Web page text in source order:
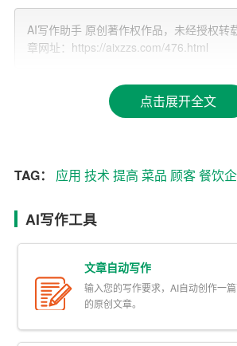
用户推荐符合其口味的商家和菜品。这
了用户的购物体验，还帮助餐饮企业
户满意度。
2.打造个性化餐厅
I可以为顾客打造一个独具特色的餐厅氛
还增加了餐厅的吸引力。
3.AI虚拟代言人
餐饮企业可以利用AI技术打造虚拟代言
入新的活力。例如，知名餐饮企业可以
个具有亲和力和独特个性的虚拟代言人
AI写作助手 原创著作权作品，未经授权转
章网址：https://aixzzs.com/476.html
点击展开全文
TAG： 应用 技术提高 菜品 顾客餐饮
AI写作工具
文章自动写作
输入您的写作要求，AI自动创作一
的原创文章。